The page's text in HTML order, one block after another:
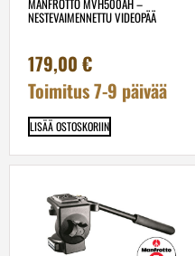
MANFROTTO MVH500AH –
NESTEVAIMENNETTU VIDEOPÄÄ
179,00 €
Toimitus 7-9 päivää
LISÄÄ OSTOSKORIIN